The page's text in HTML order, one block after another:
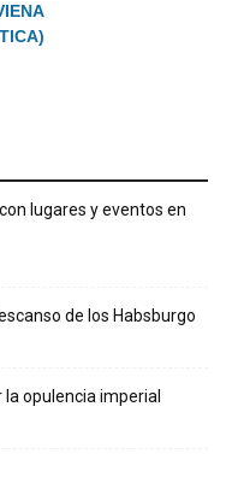
lugares y eventos en
de los Habsburgo
la opulencia imperial